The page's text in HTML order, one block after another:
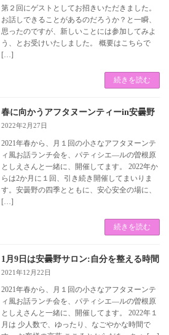
第２回にゲストとしてお招きいただきました。
お話しできることがあるのだろうか？と一瞬、
思ったのですが、新しいことには参加してみよ
う、とお受けいたしました。 概要はこちらで
[…]
続きを読む
春に向かうアフタヌーンティーin安曇野
2022年2月27日
2021年春から、月１回の小さなアフタヌーンテ
ィ風お話ランチ会を、パティシエ―ルの曽根原
としえさんと一緒に、開催してます。 2022年か
らは2か月に１回、引き続き開催してまいりま
す。安曇野の四季とともに、安心安全の場に、
[…]
続きを読む
1月9日は安曇野サロン:自分を整える時間
2021年12月22日
2021年春から、月１回の小さなアフタヌーンテ
ィ風お話ランチ会を、パティシエ―ルの曽根原
としえさんと一緒に、開催してます。 2022年１
月は 少人数で、ゆったり、なごやかな時間で